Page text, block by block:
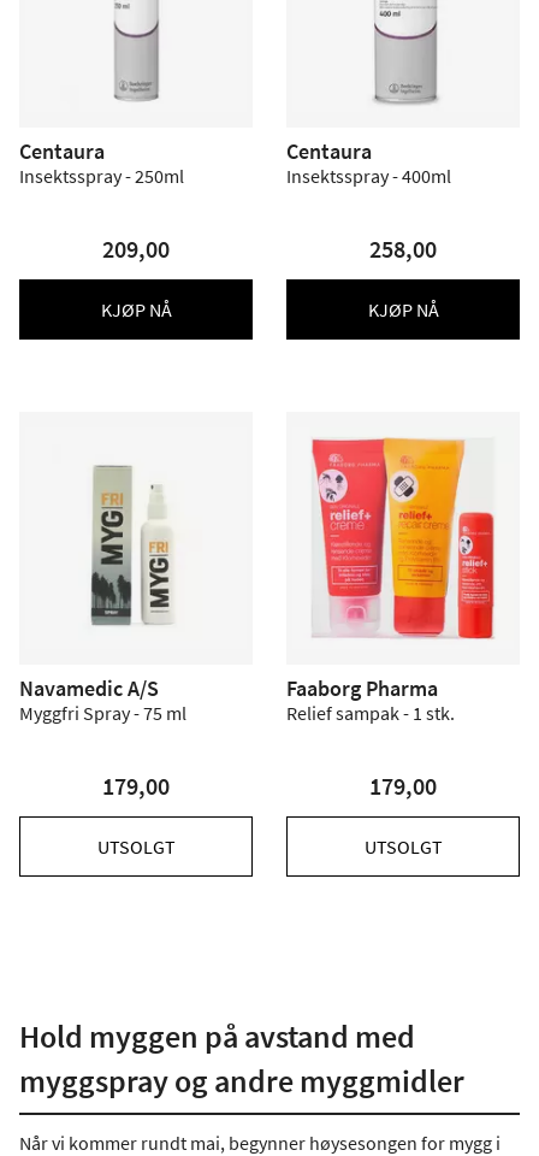
Centaura
Insektsspray - 250ml
209,00
KJØP NÅ
Centaura
Insektsspray - 400ml
258,00
KJØP NÅ
Navamedic A/S
Myggfri Spray - 75 ml
179,00
UTSOLGT
Faaborg Pharma
Relief sampak - 1 stk.
179,00
UTSOLGT
Hold myggen på avstand med
myggspray og andre myggmidler
Når vi kommer rundt mai, begynner høysesongen for mygg i